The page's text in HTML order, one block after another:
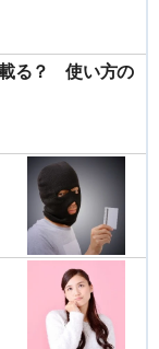
載る？ 使い方の